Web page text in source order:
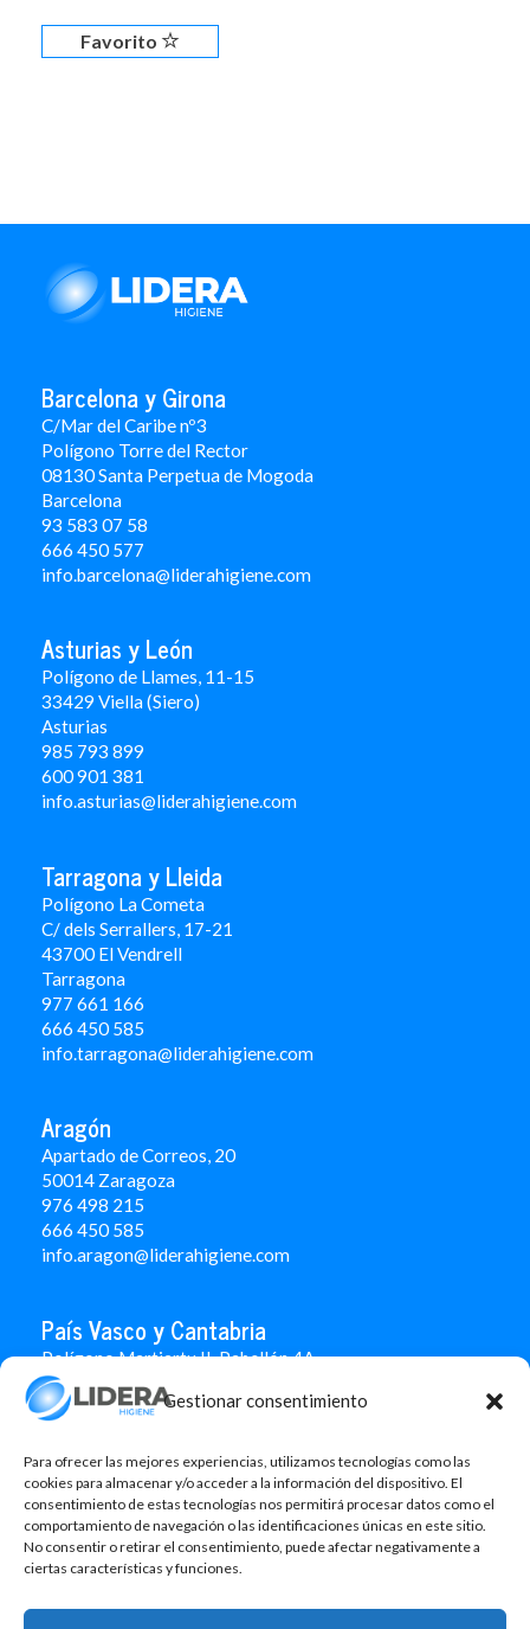
Gestionar consentimiento
Para ofrecer las mejores experiencias, utilizamos tecnologías como las
cookies para almacenar y/o acceder a la información del dispositivo. El
consentimiento de estas tecnologías nos permitirá procesar datos como el
comportamiento de navegación o las identificaciones únicas en este sitio.
No consentir o retirar el consentimiento, puede afectar negativamente a
ciertas características y funciones.
Favorito
Barcelona y Girona
C/Mar del Caribe nº3
Polígono Torre del Rector
08130 Santa Perpetua de Mogoda
Barcelona
93 583 07 58
666 450 577
info.barcelona@liderahigiene.com
Asturias y León
Polígono de Llames, 11-15
33429 Viella (Siero)
Asturias
985 793 899
600 901 381
info.asturias@liderahigiene.com
Tarragona y Lleida
Polígono La Cometa
C/ dels Serrallers, 17-21
43700 El Vendrell
Tarragona
977 661 166
666 450 585
info.tarragona@liderahigiene.com
Aragón
Apartado de Correos, 20
50014 Zaragoza
976 498 215
666 450 585
info.aragon@liderahigiene.com
País Vasco y Cantabria
Polígono Martiartu II. Pabellón 4A
48480 Arrigorriaga
Bizkaia
666 451 184
info.paisvasco@liderahigiene.com
Linked In